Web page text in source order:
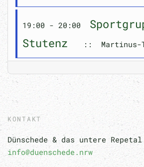
19:00 - 20:00
Stutenz
:: Martinus-
KONTAKT
Dünschede & das untere Repetal
info@duenschede.nrw